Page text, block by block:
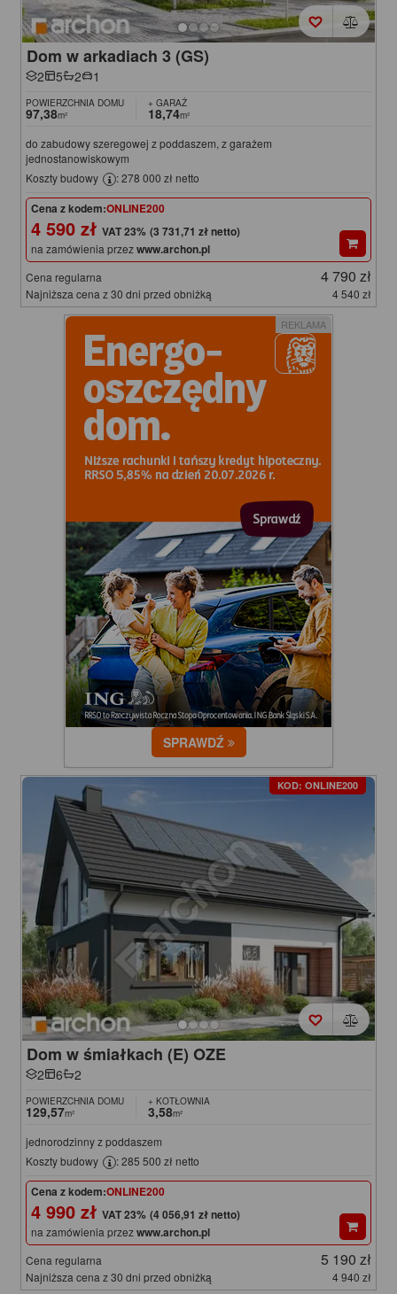
Dom w arkadiach 3 (GS)
2 5 2 1
POWIERZCHNIA DOMU
97,38m²
+ GARAŻ
18,74m²
do zabudowy szeregowej z poddaszem, z garażem
jednostanowiskowym
Koszty budowy
: 278 000 zł netto
Cena z kodem:ONLINE200
4 590 zł (3 731,71 zł netto)
na zamówienia przezwww.archon.pl
Cena regularna 4 790 zł
Najniższa cena z 30 dni przed obniżką 4 540 zł
REKLAMA
SPRAWDŹ
KOD: ONLINE200
Dom w śmiałkach (E) OZE
2 6 2
POWIERZCHNIA DOMU
129,57m²
+ KOTŁOWNIA
3,58m²
jednorodzinny z poddaszem
Koszty budowy
: 285 500 zł netto
Cena z kodem:ONLINE200
4 990 zł (4 056,91 zł netto)
na zamówienia przezwww.archon.pl
Cena regularna 5 190 zł
Najniższa cena z 30 dni przed obniżką 4 940 zł